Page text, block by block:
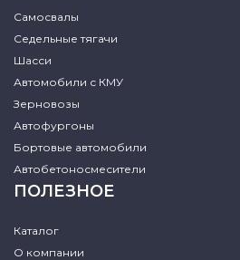
Самосвалы
Седельные тягачи
Шасси
Автомобили с КМУ
Зерновозы
Автофургоны
Бортовые автомобили
Автобетоносмесители
ПОЛЕЗНОЕ
Каталог
О компании